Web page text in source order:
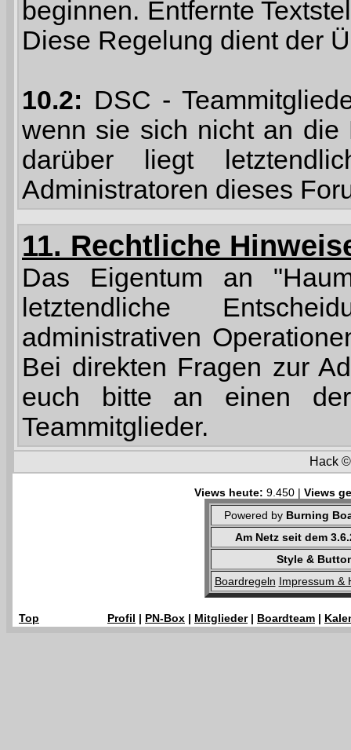
beginnen. Entfernte
Diese Regelung dient der
10.2: DSC -
wenn sie sich nicht an die
darüber liegt
Administratoren dieses
11. Rechtliche
Das Eigentum an
letztendliche
administrativen
Bei direkten Fragen zur
euch bitte an einen
Teammitglieder.
Hack
Views heute: 9.450 | Views
Powered by Burning
Am Netz seit dem
Style &
Boardregeln Impressum &
Top Profil | PN-Box | Mitglieder| Boardteam |